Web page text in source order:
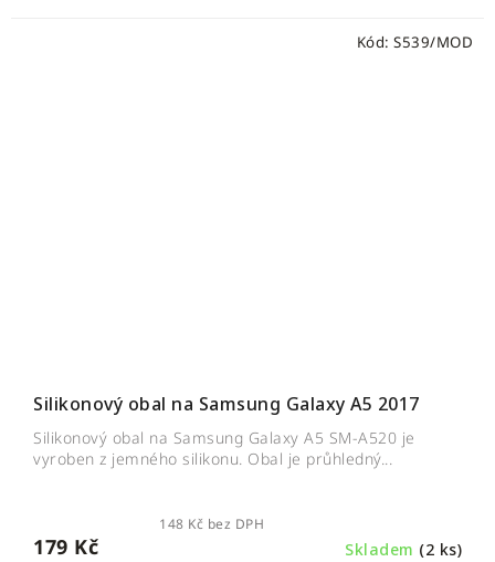
Silikonový obal na Samsung Galaxy A5 2017
Skladem (2 ks)
148 Kč bez DPH
179 Kč
Silikonový obal na Samsung Galaxy A5 SM-A520 je
vyroben z jemného silikonu. Obal je průhledný...
Kód: S539/MOD